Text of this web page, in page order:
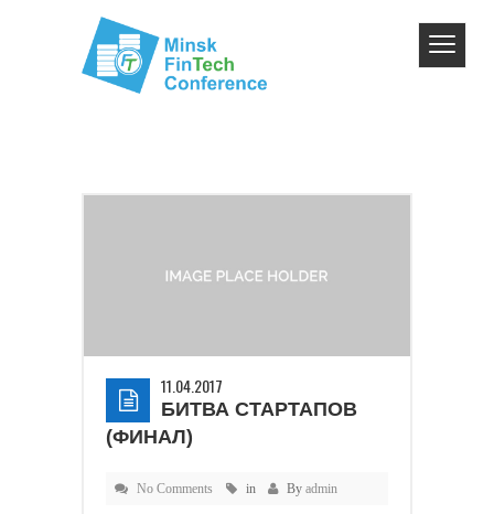
11.04.2017
БИТВА СТАРТАПОВ
(ФИНАЛ)
No Comments in By admin